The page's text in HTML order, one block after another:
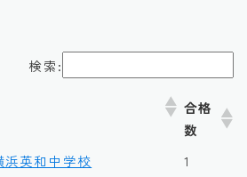
検索:
合格
数
浜英和中学校
1